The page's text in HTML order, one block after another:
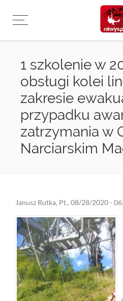
1 szkolenie w
obsługi kolei
zakresie
przypadku
zatrzymania w
Narciarskim
Janusz Rutka, Pt., 08/28/2020 -